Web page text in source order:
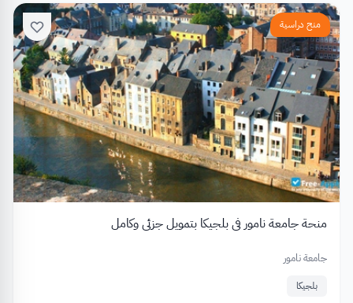
منح دراسية
منحة جامعة نامور في بلجيكا بتمويل جزئي وكامل
جامعة نامور
بلجيكا